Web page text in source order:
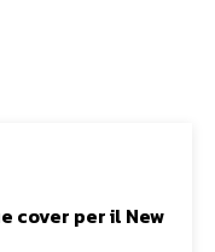
cover per il New